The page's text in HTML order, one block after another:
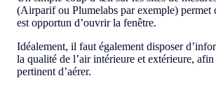
(Airparif ou Plumelabs par exemple) permet
est opportun d’ouvrir la fenêtre.
Idéalement, il faut également disposer
la qualité de l’air intérieure et extérieure,
pertinent d’aérer.